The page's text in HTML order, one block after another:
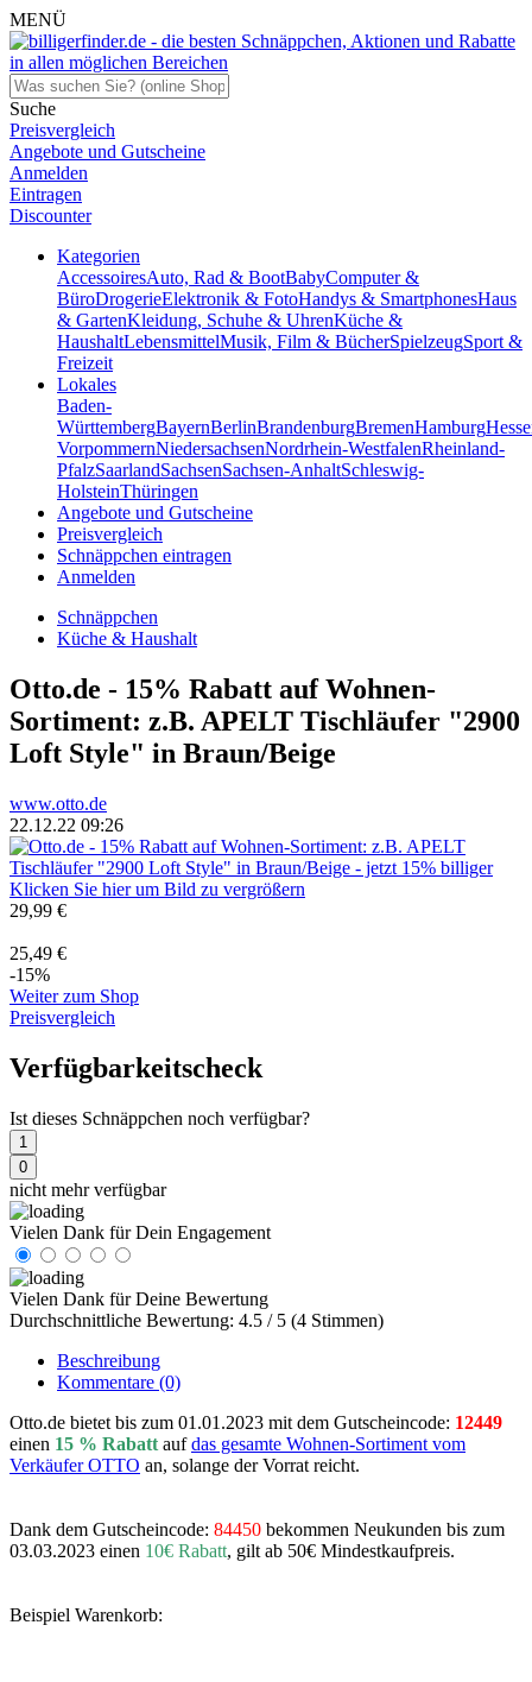
MENÜ
Suche
Preisvergleich
Angebote und Gutscheine
Anmelden
Eintragen
Discounter
Kategorien
AccessoiresAuto, Rad & BootBabyComputer &
BüroDrogerieElektronik & FotoHandys & SmartphonesHaus
& GartenKleidung, Schuhe & UhrenKüche &
HaushaltLebensmittelMusik, Film & BücherSpielzeugSport &
Freizeit
Lokales
Baden-
WürttembergBayernBerlinBrandenburgBremenHamburg
VorpommernNiedersachsenNordrhein-WestfalenRheinland-
PfalzSaarlandSachsenSachsen-AnhaltSchleswig-
HolsteinThüringen
Angebote und Gutscheine
Preisvergleich
Schnäppchen eintragen
Anmelden
Schnäppchen
Küche & Haushalt
Otto.de - 15% Rabatt auf Wohnen-
Sortiment: z.B. APELT Tischläufer "2900
Loft Style" in Braun/Beige
www.otto.de
22.12.22 09:26
Klicken Sie hier um Bild zu vergrößern
29,99 €
25,49 €
-15%
Weiter zum Shop
Preisvergleich
Verfügbarkeitscheck
Ist dieses Schnäppchen noch verfügbar?
1
0
nicht mehr verfügbar
Vielen Dank für Dein Engagement
Vielen Dank für Deine Bewertung
Durchschnittliche Bewertung: 4.5 / 5 (4 Stimmen)
Beschreibung
Kommentare (0)
Otto.de bietet bis zum 01.01.2023 mit dem Gutscheincode: 12449
einen 15 % Rabatt aufdas gesamte Wohnen-Sortiment vom
Verkäufer OTTO an, solange der Vorrat reicht.
Dank dem Gutscheincode: 84450 bekommen Neukunden bis zum
03.03.2023 einen 10€ Rabatt, gilt ab 50€ Mindestkaufpreis.
Beispiel Warenkorb: